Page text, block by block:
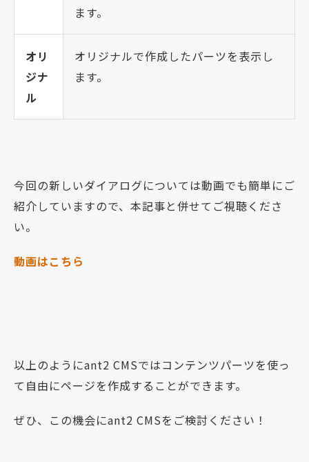
ます。
オリ
ジナ
ル
オリジナルで作成したパーツを表示し
ます。
今回の新しいダイアログについては動画でも簡単にご
紹介していますので、本記事と併せてご視聴くださ
い。
動画はこちら
以上のようにant2 CMSではコンテンツパーツを使っ
て自由にページを作成することができます。
ぜひ、この機会にant2 CMSをご検討ください！